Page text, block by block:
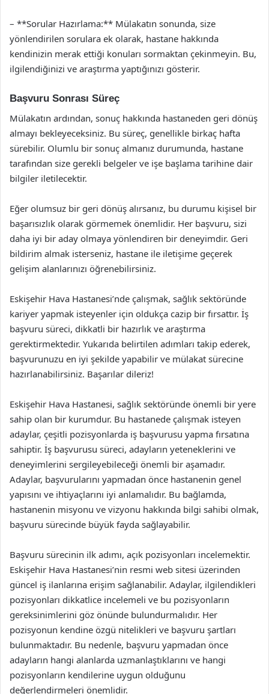
– **Sorular Hazırlama:** Mülakatın sonunda, size
yönlendirilen sorulara ek olarak, hastane hakkında
kendinizin merak ettiği konuları sormaktan çekinmeyin. Bu,
ilgilendiğinizi ve araştırma yaptığınızı gösterir.
Başvuru Sonrası Süreç
Mülakatın ardından, sonuç hakkında hastaneden geri dönüş
almayı bekleyeceksiniz. Bu süreç, genellikle birkaç hafta
sürebilir. Olumlu bir sonuç almanız durumunda, hastane
tarafından size gerekli belgeler ve işe başlama tarihine dair
bilgiler iletilecektir.
Eğer olumsuz bir geri dönüş alırsanız, bu durumu kişisel bir
başarısızlık olarak görmemek önemlidir. Her başvuru, sizi
daha iyi bir aday olmaya yönlendiren bir deneyimdir. Geri
bildirim almak isterseniz, hastane ile iletişime geçerek
gelişim alanlarınızı öğrenebilirsiniz.
Eskişehir Hava Hastanesi’nde çalışmak, sağlık sektöründe
kariyer yapmak isteyenler için oldukça cazip bir fırsattır. İş
başvuru süreci, dikkatli bir hazırlık ve araştırma
gerektirmektedir. Yukarıda belirtilen adımları takip ederek,
başvurunuzu en iyi şekilde yapabilir ve mülakat sürecine
hazırlanabilirsiniz. Başarılar dileriz!
Eskişehir Hava Hastanesi, sağlık sektöründe önemli bir yere
sahip olan bir kurumdur. Bu hastanede çalışmak isteyen
adaylar, çeşitli pozisyonlarda iş başvurusu yapma fırsatına
sahiptir. İş başvurusu süreci, adayların yeteneklerini ve
deneyimlerini sergileyebileceği önemli bir aşamadır.
Adaylar, başvurularını yapmadan önce hastanenin genel
yapısını ve ihtiyaçlarını iyi anlamalıdır. Bu bağlamda,
hastanenin misyonu ve vizyonu hakkında bilgi sahibi olmak,
başvuru sürecinde büyük fayda sağlayabilir.
Başvuru sürecinin ilk adımı, açık pozisyonları incelemektir.
Eskişehir Hava Hastanesi’nin resmi web sitesi üzerinden
güncel iş ilanlarına erişim sağlanabilir. Adaylar, ilgilendikleri
pozisyonları dikkatlice incelemeli ve bu pozisyonların
gereksinimlerini göz önünde bulundurmalıdır. Her
pozisyonun kendine özgü nitelikleri ve başvuru şartları
bulunmaktadır. Bu nedenle, başvuru yapmadan önce
adayların hangi alanlarda uzmanlaştıklarını ve hangi
pozisyonların kendilerine uygun olduğunu
değerlendirmeleri önemlidir.